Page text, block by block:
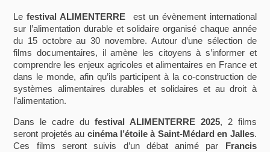
Le festival ALIMENTERRE est un évènement international
sur l’alimentation durable et solidaire organisé chaque année
du 15 octobre au 30 novembre. Autour d’une sélection de
films documentaires, il amène les citoyens à s’informer et
comprendre les enjeux agricoles et alimentaires en France et
dans le monde, afin qu’ils participent à la co-construction de
systèmes alimentaires durables et solidaires et au droit à
l’alimentation.
Dans le cadre du festival ALIMENTERRE 2025, 2 films
seront projetés au cinéma l’étoile à Saint-Médard en Jalles.
Ces films seront suivis d’un débat animé par Francis